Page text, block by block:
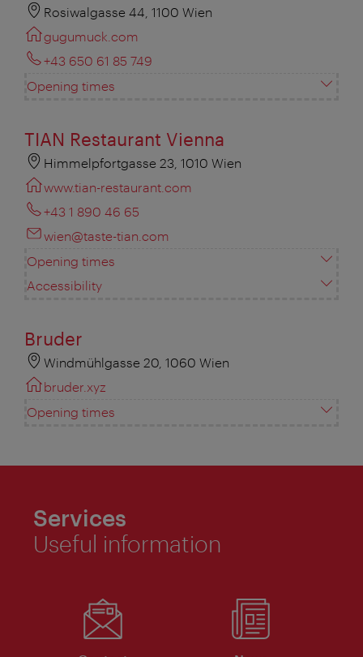
Rosiwalgasse 44, 1100 Wien
gugumuck.com
+43 650 61 85 749
Opening times
TIAN Restaurant Vienna
Himmelpfortgasse 23, 1010 Wien
www.tian-restaurant.com
+43 1 890 46 65
wien@taste-tian.com
Opening times
Accessibility
Bruder
Windmühlgasse 20, 1060 Wien
bruder.xyz
Opening times
Services
Useful information